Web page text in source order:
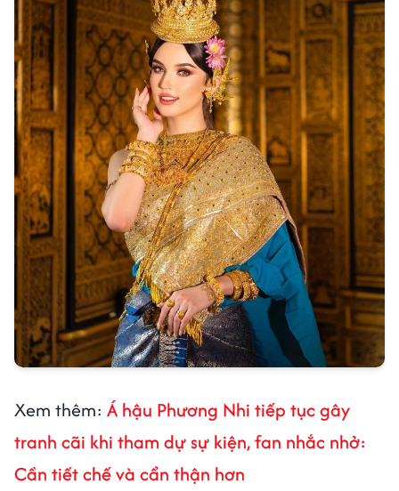
Xem thêm: Á hậu Phương Nhi tiếp tục gây
tranh cãi khi tham dự sự kiện, fan nhắc nhở:
Cần tiết chế và cẩn thận hơn